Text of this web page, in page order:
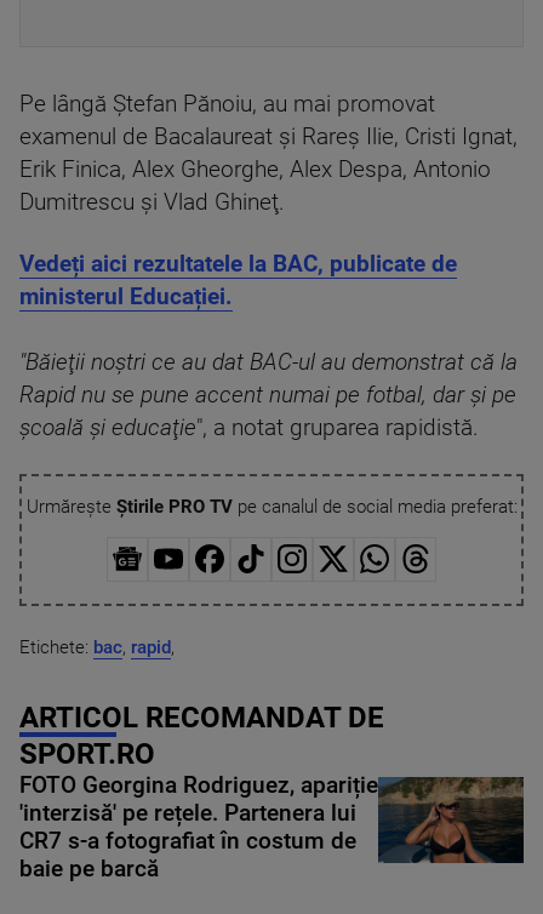
Pe lângă Ștefan Pănoiu, au mai promovat
examenul de Bacalaureat şi Rareş Ilie, Cristi Ignat,
Erik Finica, Alex Gheorghe, Alex Despa, Antonio
Dumitrescu şi Vlad Ghineţ.
Vedeți aici rezultatele la BAC, publicate de
ministerul Educației.
"Băieţii noştri ce au dat BAC-ul au demonstrat că la
Rapid nu se pune accent numai pe fotbal, dar şi pe
şcoală şi educaţie", a notat gruparea rapidistă.
Urmărește Știrile PRO TVpe canalul de social media preferat:
Etichete: bac, rapid,
ARTICOL RECOMANDAT DE
SPORT.RO
FOTO Georgina Rodriguez, apariție
'interzisă' pe rețele. Partenera lui
CR7 s-a fotografiat în costum de
baie pe barcă